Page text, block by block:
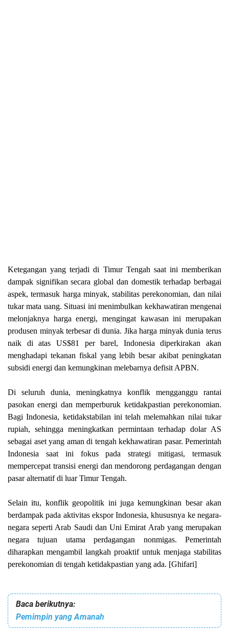
Ketegangan yang terjadi di Timur Tengah saat ini memberikan
dampak signifikan secara global dan domestik terhadap berbagai
aspek, termasuk harga minyak, stabilitas perekonomian, dan nilai
tukar mata uang. Situasi ini menimbulkan kekhawatiran mengenai
melonjaknya harga energi, mengingat kawasan ini merupakan
produsen minyak terbesar di dunia. Jika harga minyak dunia terus
naik di atas US$81 per barel, Indonesia diperkirakan akan
menghadapi tekanan fiskal yang lebih besar akibat peningkatan
subsidi energi dan kemungkinan melebarnya defisit APBN.
Di seluruh dunia, meningkatnya konflik mengganggu rantai
pasokan energi dan memperburuk ketidakpastian perekonomian.
Bagi Indonesia, ketidakstabilan ini telah melemahkan nilai tukar
rupiah, sehingga meningkatkan permintaan terhadap dolar AS
sebagai aset yang aman di tengah kekhawatiran pasar. Pemerintah
Indonesia saat ini fokus pada strategi mitigasi, termasuk
mempercepat transisi energi dan mendorong perdagangan dengan
pasar alternatif di luar Timur Tengah.
Selain itu, konflik geopolitik ini juga kemungkinan besar akan
berdampak pada aktivitas ekspor Indonesia, khususnya ke negara-
negara seperti Arab Saudi dan Uni Emirat Arab yang merupakan
negara tujuan utama perdagangan nonmigas. Pemerintah
diharapkan mengambil langkah proaktif untuk menjaga stabilitas
perekonomian di tengah ketidakpastian yang ada. [Ghifari]
Baca berikutnya:
Pemimpin yang Amanah